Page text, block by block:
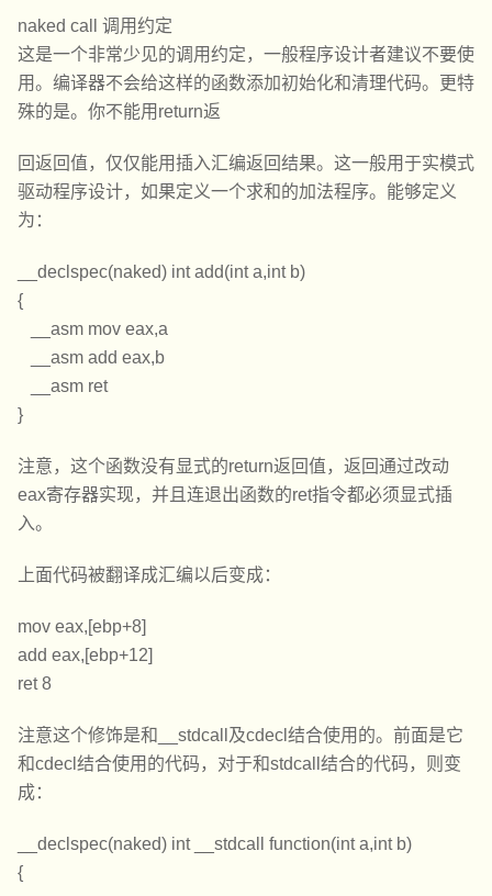
naked call 调用约定
这是一个非常少见的调用约定，一般程序设计者建议不要使
用。编译器不会给这样的函数添加初始化和清理代码。更特
殊的是。你不能用return返
回返回值，仅仅能用插入汇编返回结果。这一般用于实模式
驱动程序设计，如果定义一个求和的加法程序。能够定义
为：
__declspec(naked) int add(int a,int b)
{
__asm mov eax,a
__asm add eax,b
__asm ret
}
注意，这个函数没有显式的return返回值，返回通过改动
eax寄存器实现，并且连退出函数的ret指令都必须显式插
入。
上面代码被翻译成汇编以后变成：
mov eax,[ebp+8]
add eax,[ebp+12]
ret 8
注意这个修饰是和__stdcall及cdecl结合使用的。前面是它
和cdecl结合使用的代码，对于和stdcall结合的代码，则变
成：
__declspec(naked) int __stdcall function(int a,int b)
{